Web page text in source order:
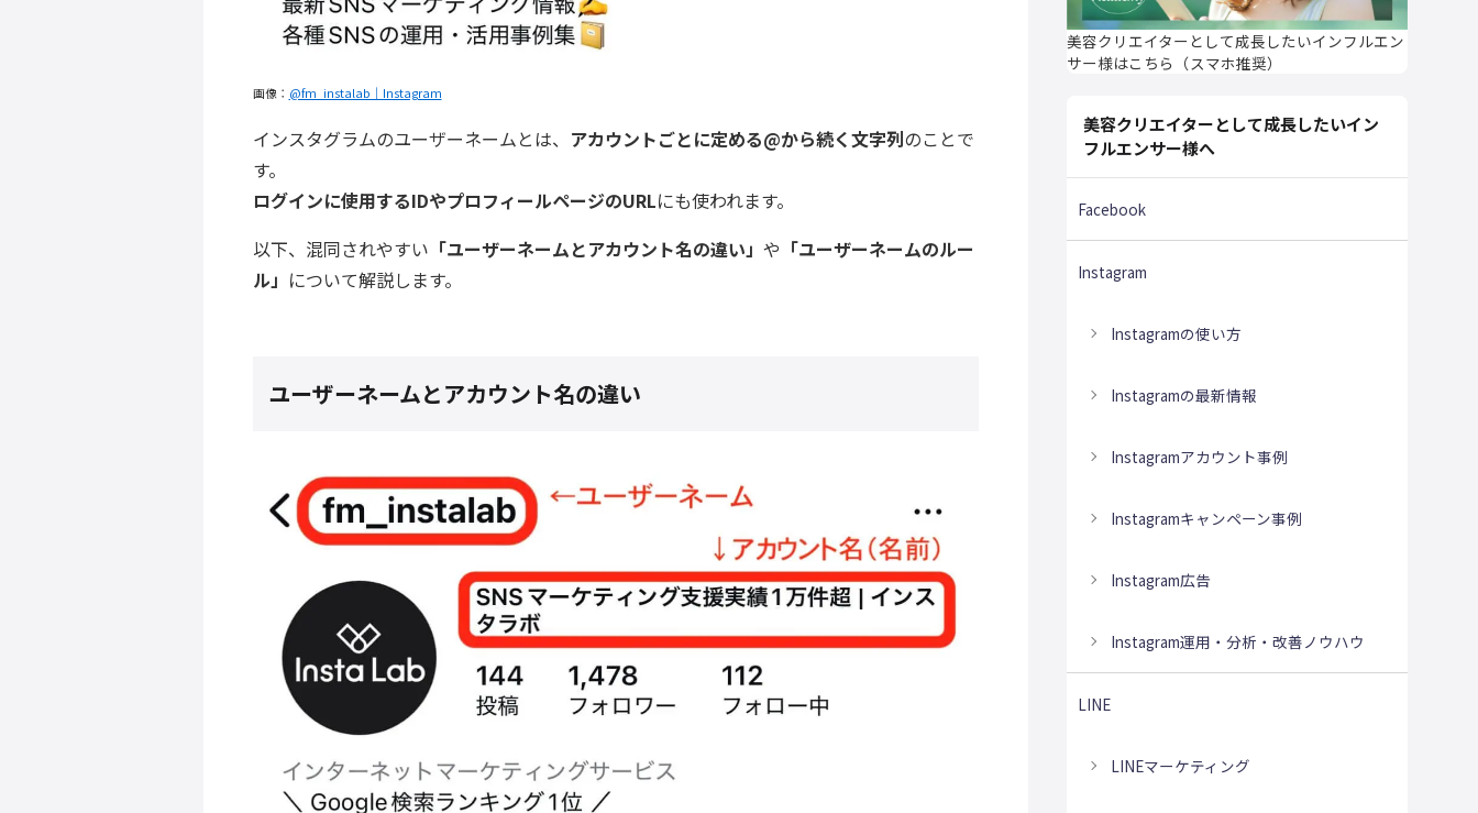
画像： @fm_instalab｜Instagram
インスタグラムのユーザーネームとは、 アカウントごとに定める@から続く文字列のことで
す。
ログインに使用するIDやプロフィールページのURLにも使われます。
以下、混同されやすい 「ユーザーネームとアカウント名の違い」 や 「ユーザーネームのルー
ル」 について解説します。
ユーザーネームとアカウント名の違い
美容クリエイターとして成長したいインフルエン
サー様はこちら（スマホ推奨）
美容クリエイターとして成長したいイン
フルエンサー様へ
Facebook
Instagram
Instagramの使い方
Instagramの最新情報
Instagramアカウント事例
Instagramキャンペーン事例
Instagram広告
Instagram運用・分析・改善ノウハウ
LINE
LINEマーケティング